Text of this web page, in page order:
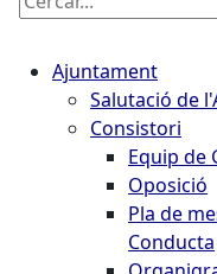
Cercar:
Ajuntament
Salutació de
Consistori
Equip de
Oposició
Pla de
Conducta